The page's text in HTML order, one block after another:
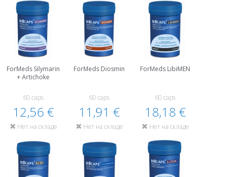
ForMeds Silymarin
+ Artichoke
60 caps
12,56 €
Нет на складе
ForMeds Diosmin
60 caps
11,91 €
Нет на складе
ForMeds LibiMEN
60 caps
18,18 €
Нет на складе